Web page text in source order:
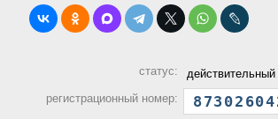
статус:
регистрационный номер:
873 0260